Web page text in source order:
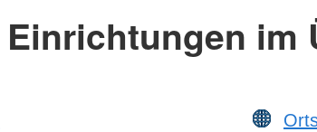
Einrichtungen im